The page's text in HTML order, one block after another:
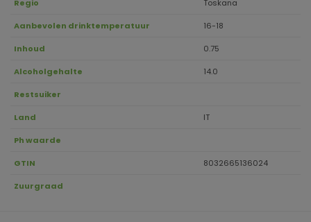
Regio Toskana
Aanbevolen drinktemperatuur 16-18
Inhoud 0.75
Alcoholgehalte 14.0
Restsuiker
Land IT
Ph waarde
GTIN 8032665136024
Zuurgraad